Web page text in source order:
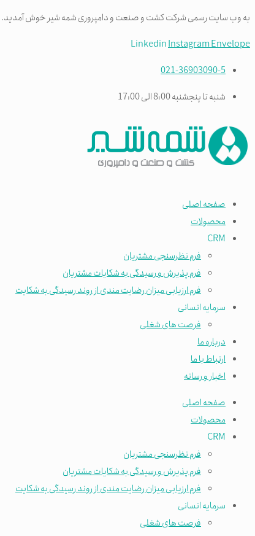
به وب سایت رسمی شرکت کشت و صنعت و دامپروری شمه شیر خوش آمدید.
LinkedinInstagramEnvelope
021-36903090-5
شنبه تا پنجشنبه 8:00 الی 17:00
صفحه اصلی
محصولات
CRM
فرم نظرسنجی مشتریان
فرم پذیرش و رسیدگی به شکایات مشتریان
فرم ارزیابی میزان رضایت مندی از روند رسیدگی به شکایت
سرمایه انسانی
فرصت های شغلی
درباره ما
ارتباط با ما
اخبار و رسانه
صفحه اصلی
محصولات
CRM
فرم نظرسنجی مشتریان
فرم پذیرش و رسیدگی به شکایات مشتریان
فرم ارزیابی میزان رضایت مندی از روند رسیدگی به شکایت
سرمایه انسانی
فرصت های شغلی